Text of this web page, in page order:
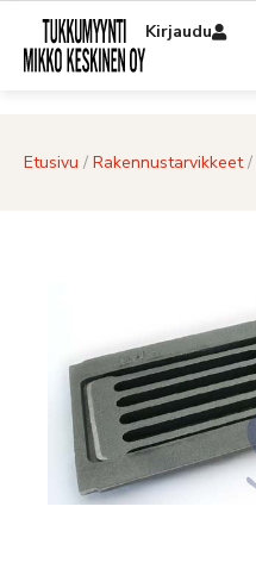
Kirjaudu
Etusivu / Rakennustarvikkeet/